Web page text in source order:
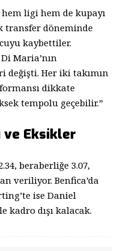
ligi hem de kupayı
transfer döneminde
kaybettiler.
Maria’nın
değişti. Her iki takımın
dikkate
tempolu geçebilir.”
ve Eksikler
beraberliğe 3.07,
veriliyor. Benfica’da
ise Daniel
kadro dışı kalacak.